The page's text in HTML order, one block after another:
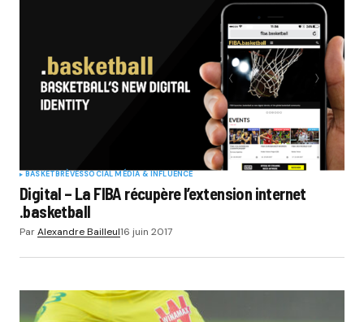
BASKETBRÈVESSOCIAL MÉDIA & INFLUENCE
Digital – La FIBA récupère l’extension internet
.basketball
ParAlexandre Bailleul16 juin 2017